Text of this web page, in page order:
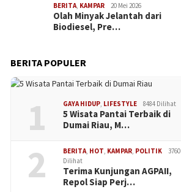
BERITA, KAMPAR 20 Mei 2026
Olah Minyak Jelantah dari
Biodiesel, Pre…
BERITA POPULER
1 GAYA HIDUP, LIFESTYLE 8484 Dilihat
5 Wisata Pantai Terbaik di
Dumai Riau, M…
2 BERITA, HOT, KAMPAR, POLITIK
3760
Dilihat
Terima Kunjungan AGPAII,
Repol Siap Perj…